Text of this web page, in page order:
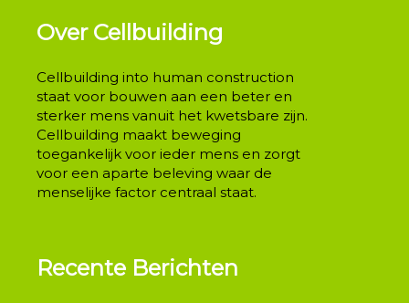
Over Cellbuilding
Cellbuilding into human construction
staat voor bouwen aan een beter en
sterker mens vanuit het kwetsbare zijn.
Cellbuilding maakt beweging
toegankelijk voor ieder mens en zorgt
voor een aparte beleving waar de
menselijke factor centraal staat.
Recente Berichten